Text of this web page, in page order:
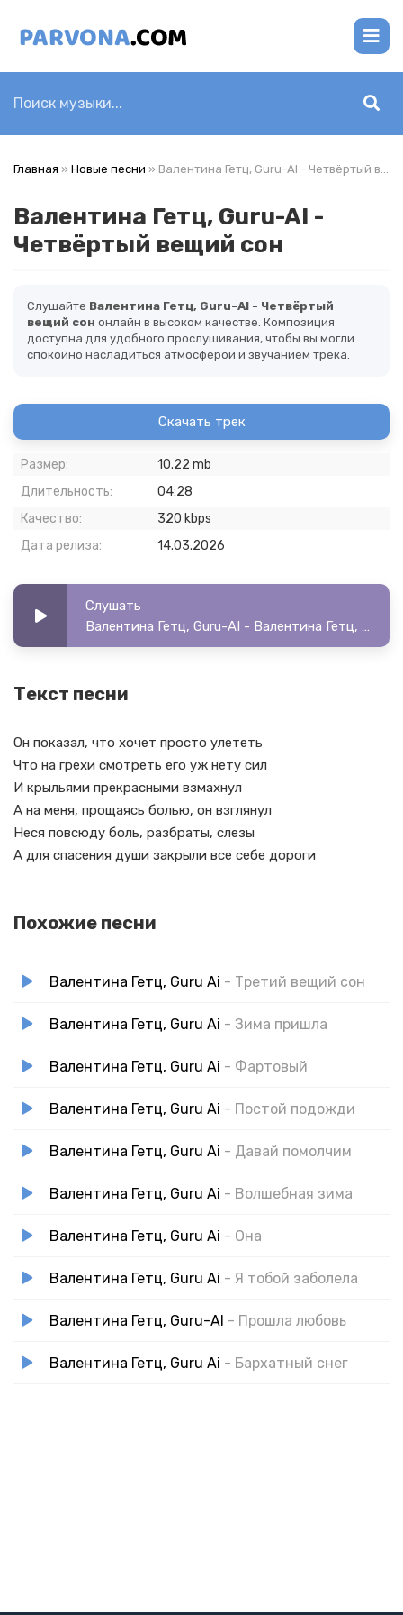
Главная » Новые песни » Валентина Гетц, Guru-AI - Четвёртый вещий сон
Валентина Гетц, Guru-AI -
Четвёртый вещий сон
Слушайте Валентина Гетц, Guru-AI - Четвёртый
вещий сон онлайн в высоком качестве. Композиция
доступна для удобного прослушивания, чтобы вы могли
спокойно насладиться атмосферой и звучанием трека.
Скачать трек
Размер:
10.22 mb
Длительность:
04:28
Качество:
320 kbps
Дата релиза:
14.03.2026
Слушать
Валентина Гетц, Guru-AI - Валентина Гетц, Guru-AI - Четвёртый вещий сон
Текст песни
Он показал, что хочет просто улететь
Что на грехи смотреть его уж нету сил
И крыльями прекрасными взмахнул
А на меня, прощаясь болью, он взглянул
Неся повсюду боль, разбраты, слезы
А для спасения души закрыли все себе дороги
Похожие песни
Валентина Гетц, Guru Ai - Третий вещий сон
Валентина Гетц, Guru Ai - Зима пришла
Валентина Гетц, Guru Ai - Фартовый
Валентина Гетц, Guru Ai - Постой подожди
Валентина Гетц, Guru Ai - Давай помолчим
Валентина Гетц, Guru Ai - Волшебная зима
Валентина Гетц, Guru Ai - Она
Валентина Гетц, Guru Ai - Я тобой заболела
Валентина Гетц, Guru-AI - Прошла любовь
Валентина Гетц, Guru Ai - Бархатный снег